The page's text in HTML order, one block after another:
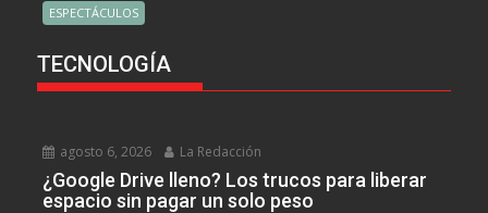
ESPECTÁCULOS
TECNOLOGÍA
agosto 6, 2026 La Redacción
¿Google Drive lleno? Los trucos para liberar
espacio sin pagar un solo peso